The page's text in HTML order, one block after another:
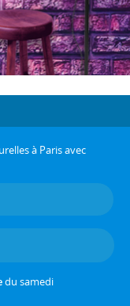
à Paris avec
du samedi